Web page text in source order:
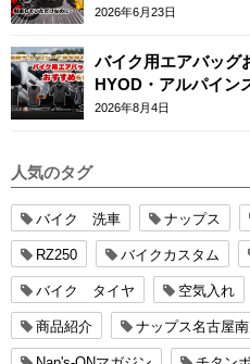
2026年6月23日
バイク用エアバッグ
HYOD・アルパイン
2026年8月4日
人気のタグ
バイク 洗車 ナップス
RZ250 バイクカスタム
バイク タイヤ 空気入れ
商品紹介 ナップス名古屋